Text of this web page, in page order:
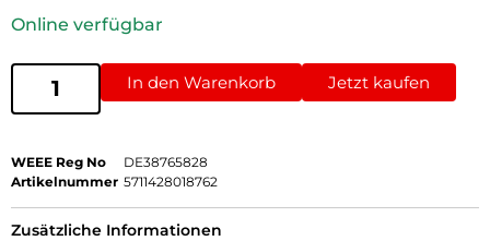
Online verfügbar
In den Warenkorb Jetzt kaufen
WEEE Reg No
DE38765828
Artikelnummer 5711428018762
Zusätzliche Informationen